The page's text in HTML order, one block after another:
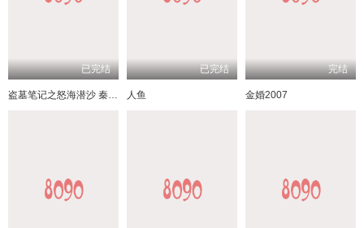
已完结
盗墓笔记之怒海潜沙 秦岭神树
已完结
人鱼
完结
金婚2007